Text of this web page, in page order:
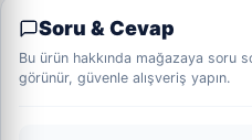
Soru & Cevap
Bu ürün hakkında mağazaya soru
görünür, güvenle alışveriş yapın.